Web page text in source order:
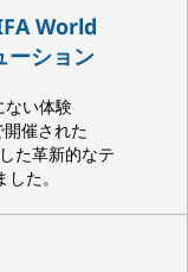
World
ーション
ない体験
催された
た革新的なテ
た。